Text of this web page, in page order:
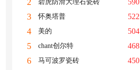
2 碧虎防滑大理石瓷砖 590
3 怀奥塔普 522
4 美的 504
5 chant创尔特 468
6 马可波罗瓷砖 450